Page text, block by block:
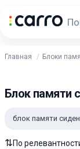
Главная Блоки
Блок памяти
блок памяти
⇅По